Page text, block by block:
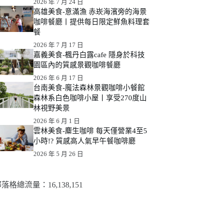
2026 年 7 月 24 日
高雄美食-意滿漁 赤崁海濱旁的海景
咖啡餐廳丨提供每日限定鮮魚料理套
餐
2026 年 7 月 17 日
嘉義美食-楓丹白露cafe 隱身於科技
園區內的質感景觀咖啡餐廳
2026 年 6 月 17 日
台南美食-魔法森林景觀咖啡小餐館
森林系白色咖啡小屋丨享受270度山
林視野美景
2026 年 6 月 1 日
雲林美食-麋生咖啡 每天僅營業4至5
小時!? 質感高人氣早午餐咖啡廳
2026 年 5 月 26 日
格總流量：​16,138,151